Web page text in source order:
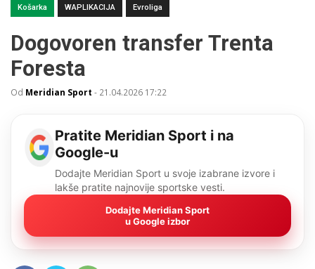
Košarka WAPLIKACIJA Evroliga
Dogovoren transfer Trenta
Foresta
Od Meridian Sport - 21.04.2026 17:22
Pratite Meridian Sport i na
Google-u
Dodajte Meridian Sport u svoje izabrane izvore i
lakše pratite najnovije sportske vesti.
Dodajte Meridian Sport
u Google izbor